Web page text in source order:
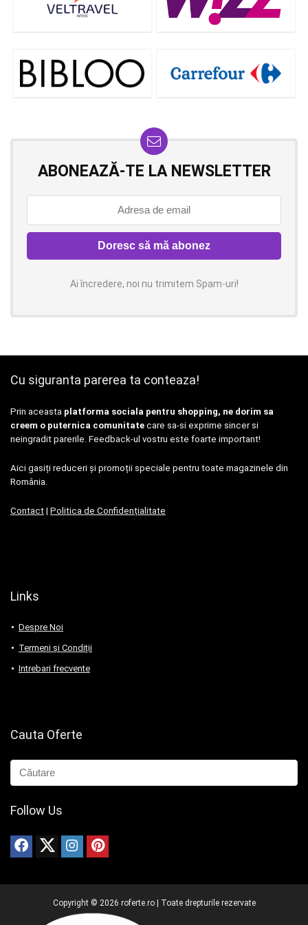
ABONEAZĂ-TE LA NEWSLETTER
Ai încredere, noi nu trimitem Spam-uri!
Cu siguranta parerea ta conteaza!
Prin aceasta platforma sociala pentru shopping, ne dorim sa
creem o puternica comunitate care sa-si exprime sincer si
neingradit parerile. Feedback-ul vostru este foarte important!
Aici gasiți reduceri și promoții speciale pentru toate magazinele din
România.
Contact | Politica de Confidențialitate
Links
Despre Noi
Termeni și Condiții
Intrebari frecvente
Cauta Oferte
Follow Us
Copyright © 2026 roferte.ro | Toate drepturile rezervate